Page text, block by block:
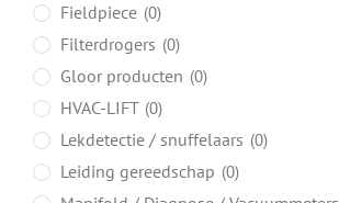
Fieldpiece 0
Filterdrogers 0
Gloor producten 0
HVAC-LIFT 0
Lekdetectie / snuffelaars 0
Leiding gereedschap 0